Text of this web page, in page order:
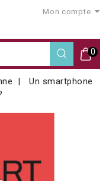
Mon compte
0
Un smartphone